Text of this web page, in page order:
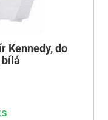
Kennedy, do
bílá